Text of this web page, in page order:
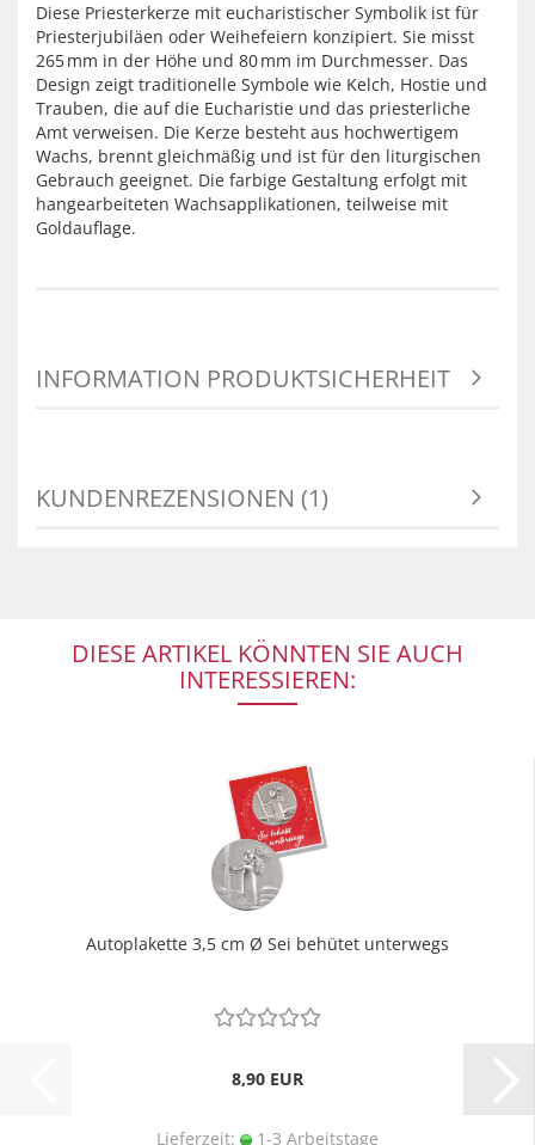
Diese Priesterkerze mit eucharistischer Symbolik ist für
Priesterjubiläen oder Weihefeiern konzipiert. Sie misst
265 mm in der Höhe und 80 mm im Durchmesser. Das
Design zeigt traditionelle Symbole wie Kelch, Hostie und
Trauben, die auf die Eucharistie und das priesterliche
Amt verweisen. Die Kerze besteht aus hochwertigem
Wachs, brennt gleichmäßig und ist für den liturgischen
Gebrauch geeignet. Die farbige Gestaltung erfolgt mit
hangearbeiteten Wachsapplikationen, teilweise mit
Goldauflage.
INFORMATION PRODUKTSICHERHEIT
KUNDENREZENSIONEN (1)
DIESE ARTIKEL KÖNNTEN SIE AUCH
INTERESSIEREN:
Autoplakette 3,5 cm Ø Sei behütet unterwegs
8,90 EUR
Lieferzeit: 1-3 Arbeitstage